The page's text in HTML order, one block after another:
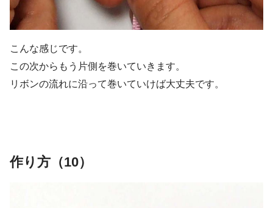
こんな感じです。
この次からもう片側を巻いていきます。
リボンの流れに沿って巻いていけば大丈夫です。
作り方（10）